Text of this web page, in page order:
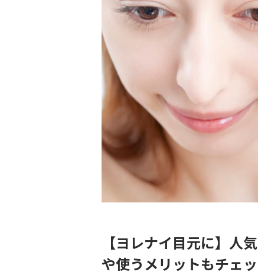
【ヨレナイ目元に】人
や使うメリットもチェ